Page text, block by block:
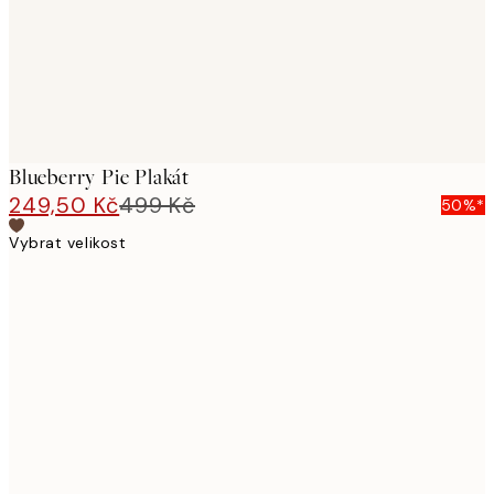
Blueberry Pie Plakát
249,50 Kč499 Kč
50%*
Vybrat velikost